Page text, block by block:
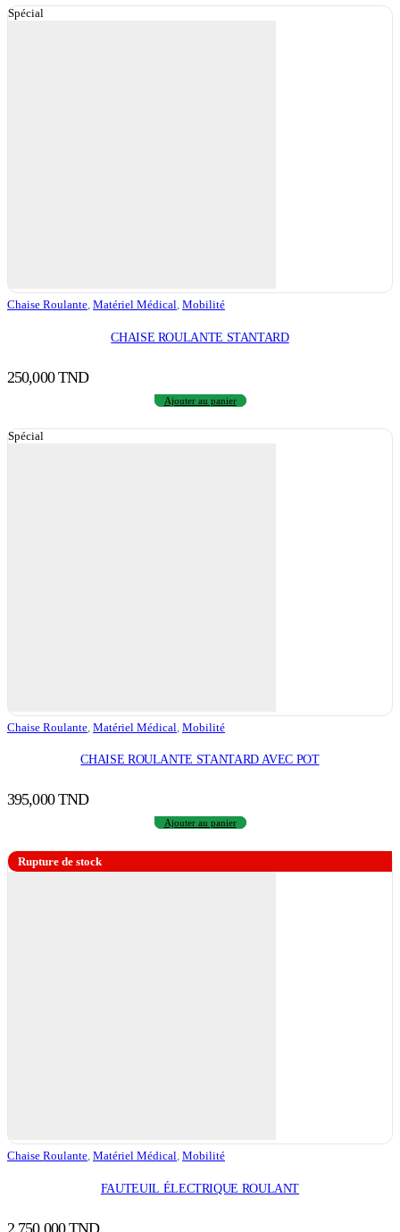
Spécial
Chaise Roulante, Matériel Médical, Mobilité
CHAISE ROULANTE STANTARD
250,000TND
Ajouter au panier
Spécial
Chaise Roulante Matériel Médical Mobilité
CHAISE ROULANTE STANTARD AVEC POT
395,000TND
Ajouter au panier
Rupture de stock
Chaise Roulante, Matériel Médical, Mobilité
FAUTEUIL ÉLECTRIQUE ROULANT
2.750,000TND